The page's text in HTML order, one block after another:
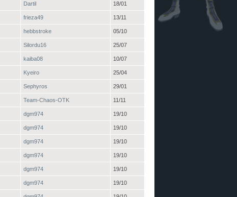
Dartil 18/01
frieza49 13/11
hebbstroke 05/10
Silordu16 25/07
kaiba08 10/07
Kyeiro 25/04
Sephyros 29/01
Team-Chaos-OTK 11/11
dgm974 19/10
dgm974 19/10
dgm974 19/10
dgm974 19/10
dgm974 19/10
dgm974 19/10